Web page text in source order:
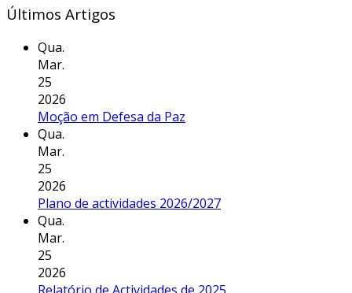
Últimos Artigos
Qua.
Mar.
25
2026
Moção em Defesa da Paz
Qua.
Mar.
25
2026
Plano de actividades 2026/2027
Qua.
Mar.
25
2026